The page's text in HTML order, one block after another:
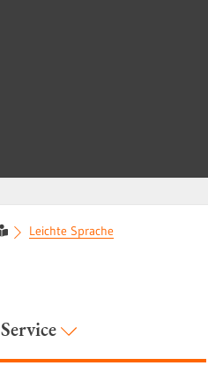
Leichte Sprache
Service